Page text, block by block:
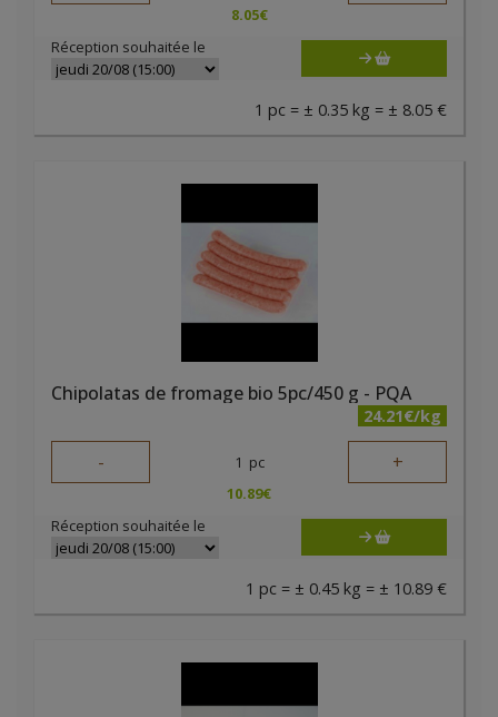
8.05€
Réception souhaitée le
1 pc = ± 0.35 kg = ± 8.05 €
Chipolatas de fromage bio 5pc/450 g - PQA
24.21€/kg
- 1 pc +
10.89€
Réception souhaitée le
1 pc = ± 0.45 kg = ± 10.89 €